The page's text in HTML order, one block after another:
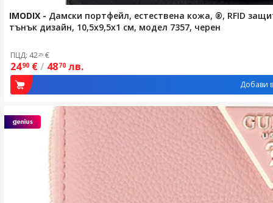
IMODIX - Дамски портфейл, естествена кожа, ®, RFID
тънък дизайн, 10,5x9,5x1 см, модел 7357, черен
ПЦД: 4229 €
2490 €/ 4870 лв.
Добави